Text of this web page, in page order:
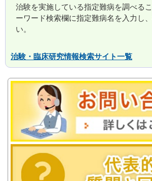
治験を実施している指定難病を調べる
ーワード検索欄に指定難病名を入力し
い。
治験・臨床研究情報検索サイト一覧